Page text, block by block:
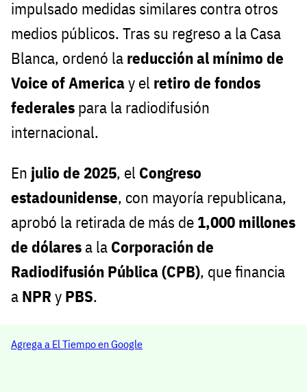
impulsado medidas similares contra otros
medios públicos. Tras su regreso a la Casa
Blanca, ordenó la reducción al mínimo de
Voice of Americay el retiro de fondos
federales para la radiodifusión
internacional.
En julio de 2025, el Congreso
estadounidense, con mayoría republicana,
aprobó la retirada de más de 1,000 millones
de dólares a la Corporación de
Radiodifusión Pública (CPB), que financia
a NPR y PBS.
Agrega a El Tiempo en Google